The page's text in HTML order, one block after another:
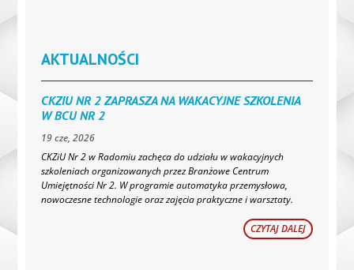
AKTUALNOŚCI
CKZIU NR 2 ZAPRASZA NA WAKACYJNE SZKOLENIA
W BCU NR 2
19 cze, 2026
CKZiU Nr 2 w Radomiu zachęca do udziału w wakacyjnych
szkoleniach organizowanych przez Branżowe Centrum
Umiejętności Nr 2. W programie automatyka przemysłowa,
nowoczesne technologie oraz zajęcia praktyczne i warsztaty.
CZYTAJ DALEJ